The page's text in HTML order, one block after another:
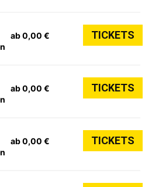
ab 0,00 € TICKETS
ab 0,00 € TICKETS
ab 0,00 € TICKETS